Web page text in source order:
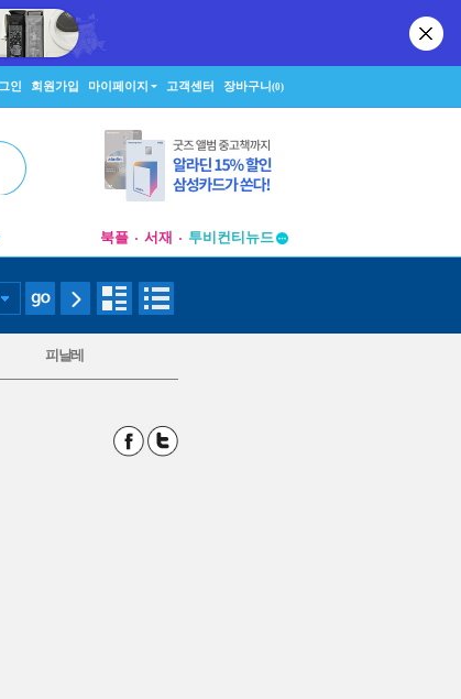
인 회원가입 마이페이지 고객센터 장바구니(0)
북플 서재
투비컨티뉴드
피날레